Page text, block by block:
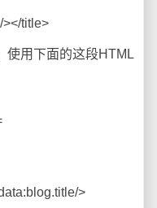
title>
用下面的这段HTML
>